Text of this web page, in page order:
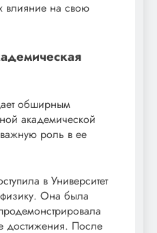
влияние на свою
обширным
академической
роль в ее
в Университет
Она была
достижения. После